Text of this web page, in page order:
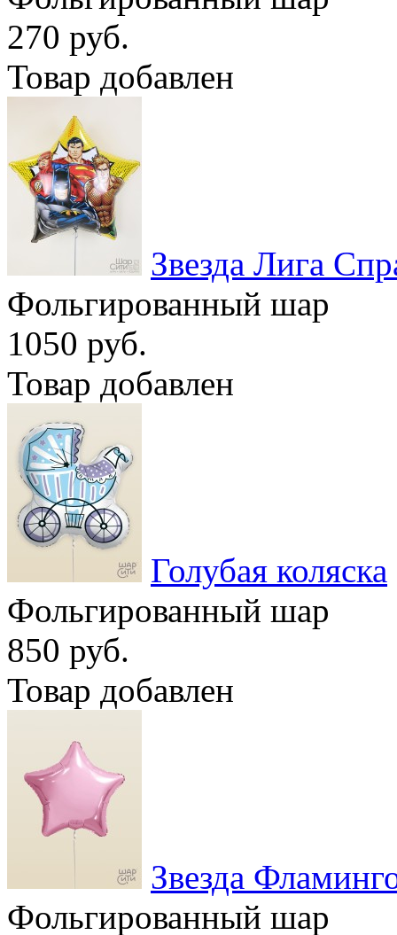
270 руб.
Товар добавлен
Звезда Лига
Фольгированный шар
1050 руб.
Товар добавлен
Голубая коляска
Фольгированный шар
850 руб.
Товар добавлен
Звезда
Фольгированный шар